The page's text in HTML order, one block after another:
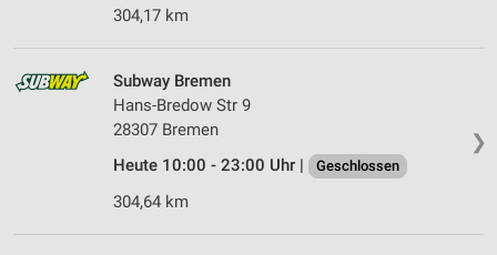
304,17 km
❯
Subway Bremen
Hans-Bredow Str 9
28307 Bremen
Heute 10:00 - 23:00 Uhr |
Geschlossen
304,64 km